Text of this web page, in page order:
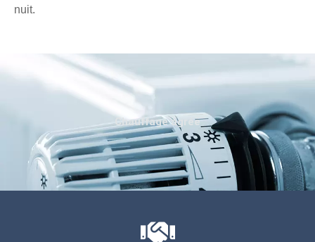
nuit.
Chauffage agréé